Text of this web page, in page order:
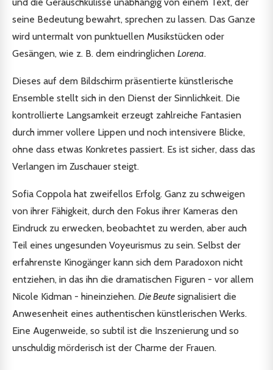
seine Bedeutung bewahrt, sprechen zu lassen. Das Ganze
wird untermalt von punktuellen Musikstücken oder
Gesängen, wie z. B. dem eindringlichen Lorena.
Dieses auf dem Bildschirm präsentierte künstlerische
Ensemble stellt sich in den Dienst der Sinnlichkeit. Die
kontrollierte Langsamkeit erzeugt zahlreiche Fantasien
durch immer vollere Lippen und noch intensivere Blicke,
ohne dass etwas Konkretes passiert. Es ist sicher, dass das
Verlangen im Zuschauer steigt.
Sofia Coppola hat zweifellos Erfolg. Ganz zu schweigen
von ihrer Fähigkeit, durch den Fokus ihrer Kameras den
Eindruck zu erwecken, beobachtet zu werden, aber auch
Teil eines ungesunden Voyeurismus zu sein. Selbst der
erfahrenste Kinogänger kann sich dem Paradoxon nicht
entziehen, in das ihn die dramatischen Figuren - vor allem
Nicole Kidman - hineinziehen. Die Beute signalisiert die
Anwesenheit eines authentischen künstlerischen Werks.
Eine Augenweide, so subtil ist die Inszenierung und so
unschuldig mörderisch ist der Charme der Frauen.